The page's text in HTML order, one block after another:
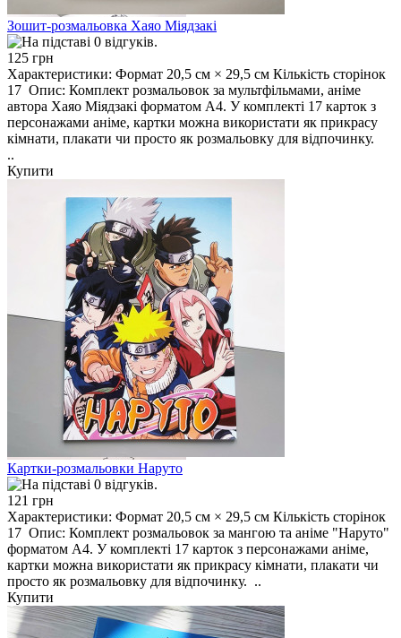
Зошит-розмальовка Хаяо Міядзакі
125 грн
Характеристики: Формат 20,5 см × 29,5 см Кількість сторінок
17 Опис: Комплект розмальовок за мультфільмами, аніме
автора Хаяо Міядзакі форматом А4. У комплекті 17 карток з
персонажами аніме, картки можна використати як прикрасу
кімнати, плакати чи просто як розмальовку для відпочинку.
..
Купити
Картки-розмальовки Наруто
121 грн
Характеристики: Формат 20,5 см × 29,5 см Кількість сторінок
17 Опис: Комплект розмальовок за мангою та аніме "Наруто"
форматом А4. У комплекті 17 карток з персонажами аніме,
картки можна використати як прикрасу кімнати, плакати чи
просто як розмальовку для відпочинку. ..
Купити